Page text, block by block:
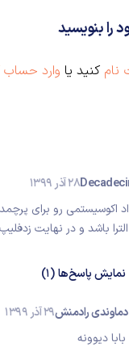
را بنویسید
نام کنید یا وارد حساب
28 آذر 1399
رو برای
نمایشپاسخ‌ها(1)
دماوندی رادمنش29 آذر 1399
دیوونه